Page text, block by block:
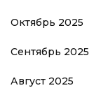
Октябрь 2025
Сентябрь 2025
Август 2025